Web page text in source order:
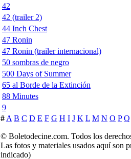
42
42 (trailer 2)
44 Inch Chest
47 Ronin
47 Ronin (trailer internacional)
50 sombras de negro
500 Days of Summer
65 al Borde de la Extinción
88 Minutes
9
#A B C D E F G H I J K L M N O P Q
© Boletodecine.com. Todos los
Las fotos y materiales usados aquí son
indicado)